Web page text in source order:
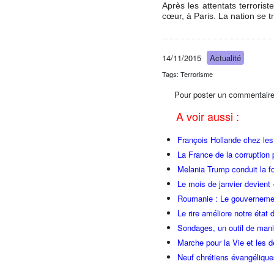
Après les attentats
cœur, à Paris. La nation se
14/11/2015 Actualité
Tags: Terrorisme
Pour poster un
A voir aussi :
François Hollande chez
La France de la
Melania Trump conduit la
Le mois de janvier
Roumanie : Le
Le rire améliore notre état
Sondages, un outil de
Marche pour la Vie et les
Neuf chrétiens